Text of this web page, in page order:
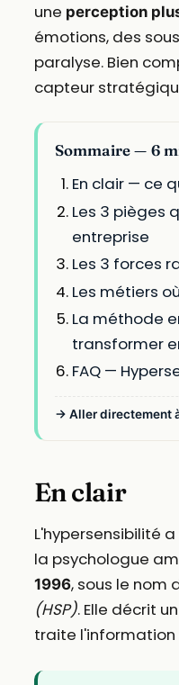
une perception
émotions, des
paralyse. Bien
capteur
Sommaire — 6
En clair — ce
Les 3 pièges
entreprise
Les 3 forces
Les métiers
La méthode
transformer
FAQ —
→ Aller directement
En clair
L'hypersensibilité
la psychologue
1996, sous le nom
(HSP). Elle décrit
traite l'information